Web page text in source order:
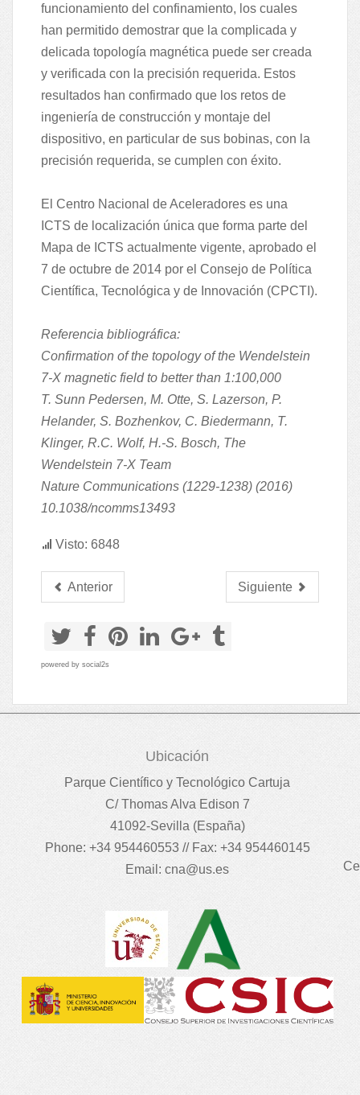
funcionamiento del confinamiento, los cuales
han permitido demostrar que la complicada y
delicada topología magnética puede ser creada
y verificada con la precisión requerida. Estos
resultados han confirmado que los retos de
ingeniería de construcción y montaje del
dispositivo, en particular de sus bobinas, con la
precisión requerida, se cumplen con éxito.
El Centro Nacional de Aceleradores es una
ICTS de localización única que forma parte del
Mapa de ICTS actualmente vigente, aprobado el
7 de octubre de 2014 por el Consejo de Política
Científica, Tecnológica y de Innovación (CPCTI).
Referencia bibliográfica:
Confirmation of the topology of the Wendelstein
7-X magnetic field to better than 1:100,000
T. Sunn Pedersen, M. Otte, S. Lazerson, P.
Helander, S. Bozhenkov, C. Biedermann, T.
Klinger, R.C. Wolf, H.-S. Bosch, The
Wendelstein 7-X Team
Nature Communications (1229-1238) (2016)
10.1038/ncomms13493
Visto: 6848
Anterior Siguiente
powered by social2s
Ubicación
Parque Científico y Tecnológico Cartuja
C/ Thomas Alva Edison 7
41092-Sevilla (España)
Phone: +34 954460553 // Fax: +34 954460145
Email: cna@us.es